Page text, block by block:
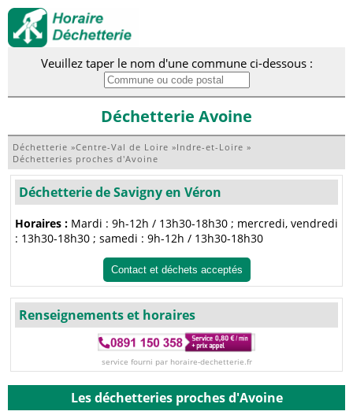
Veuillez taper le nom d'une commune ci-dessous :
Déchetterie Avoine
Déchetterie »Centre-Val de Loire »Indre-et-Loire »
Déchetteries proches d'Avoine
Déchetterie de Savigny en Véron
Horaires : Mardi : 9h-12h / 13h30-18h30 ; mercredi, vendredi
: 13h30-18h30 ; samedi : 9h-12h / 13h30-18h30
Contact et déchets acceptés
Renseignements et horaires
service fourni par horaire-dechetterie.fr
Les déchetteries proches d'Avoine